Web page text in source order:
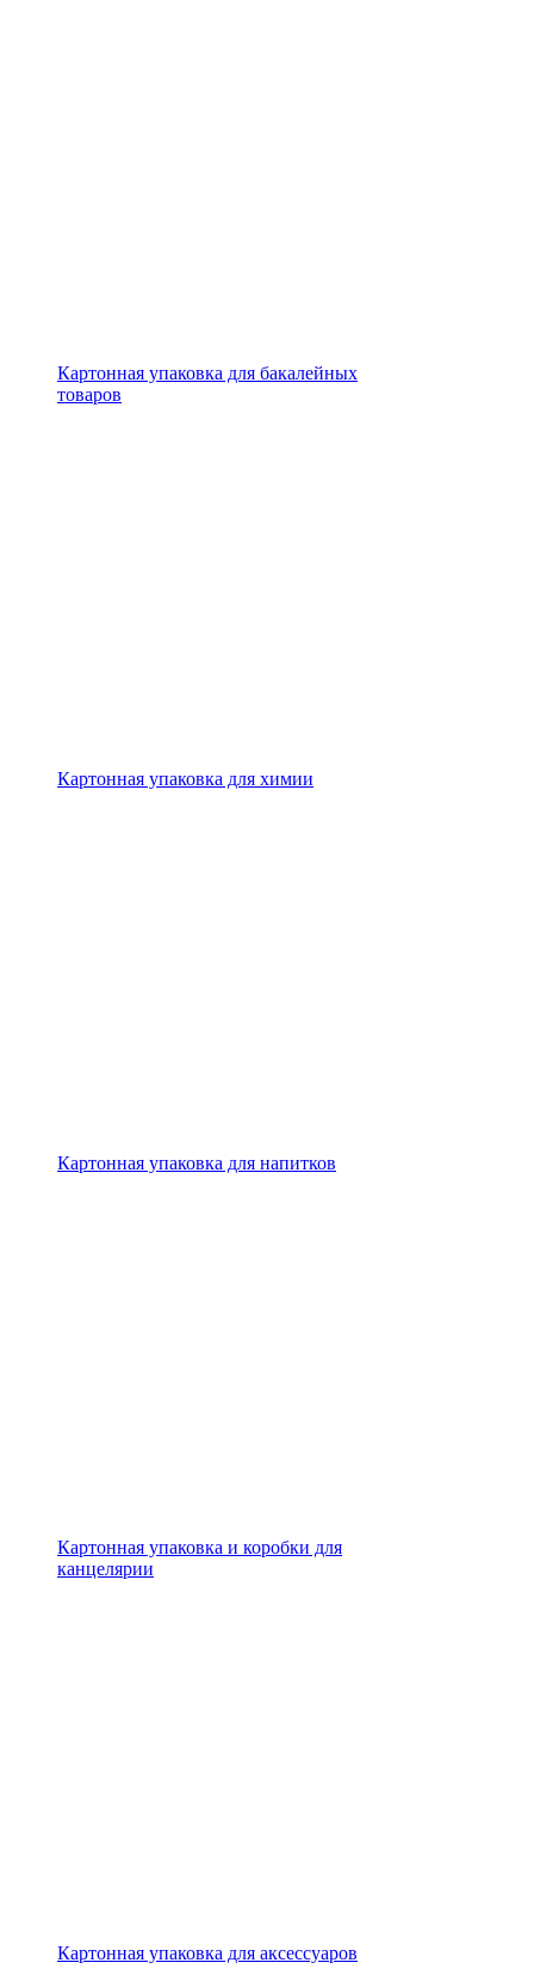
Картонная упаковка для бакалейных
товаров
Картонная упаковка для химии
Картонная упаковка для напитков
Картонная упаковка и коробки для
канцелярии
Картонная упаковка для аксессуаров